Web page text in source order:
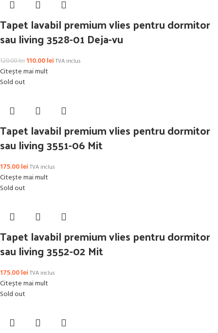
Tapet lavabil premium vlies pentru dormitor
sau living 3528-01 Deja-vu
120.00lei 110.00lei TVA inclus
Citește mai mult
Sold out
Tapet lavabil premium vlies pentru dormitor
sau living 3551-06 Mit
175.00lei TVA inclus
Citește mai mult
Sold out
Tapet lavabil premium vlies pentru dormitor
sau living 3552-02 Mit
175.00lei TVA inclus
Citește mai mult
Sold out